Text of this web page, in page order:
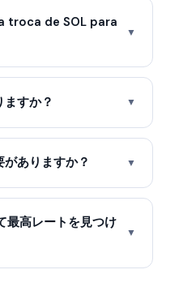
troca de SOL para
▼
すか？ ▼
ありますか？ ▼
高レートを見つけ
▼